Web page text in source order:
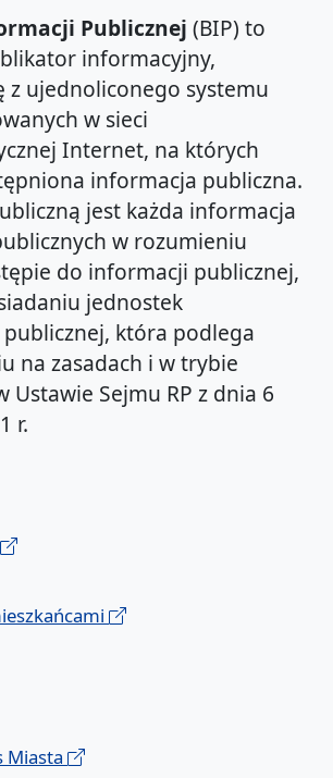
Publicznej (BIP) to
informacyjny,
z ujednoliconego systemu
w sieci
Internet, na których
informacja publiczna.
jest każda informacja
w rozumieniu
do informacji publicznej,
jednostek
która podlega
na zasadach i w trybie
Ustawie Sejmu RP z dnia 6
r.
Miasta